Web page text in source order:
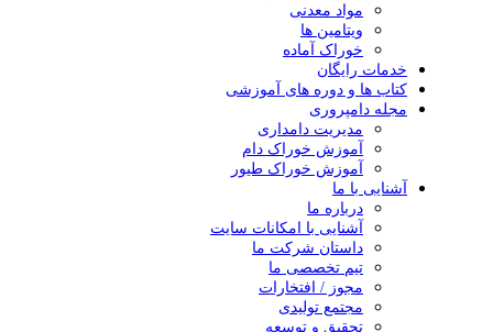
مواد معدنی
ویتامین ها
خوراک آماده
خدمات رایگان
کتاب‌ ها و دوره های آموزشی
مجله دامپروری
مدیریت دامداری
آموزش خوراک دام
آموزش خوراک طیور
آشنایی با ما
درباره ما
آشنایی با امکانات سایت
داستان شرکت ما
تیم تخصصی ما
مجوز / افتخارات
مجتمع تولیدی
تحقیق و توسعه